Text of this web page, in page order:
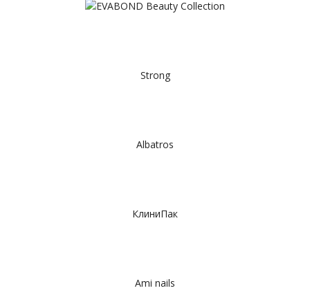
Strong
Albatros
КлиниПак
Ami nails